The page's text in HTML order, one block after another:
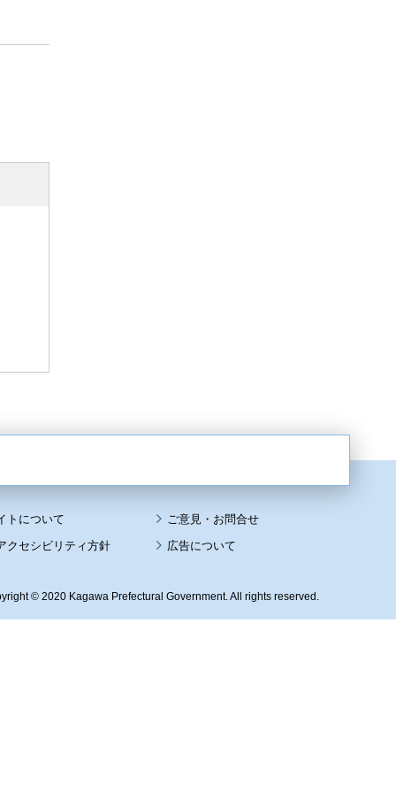
トについて
クセシビリティ方針
広告について
© 2020 Kagawa Prefectural Government. All rights reserved.